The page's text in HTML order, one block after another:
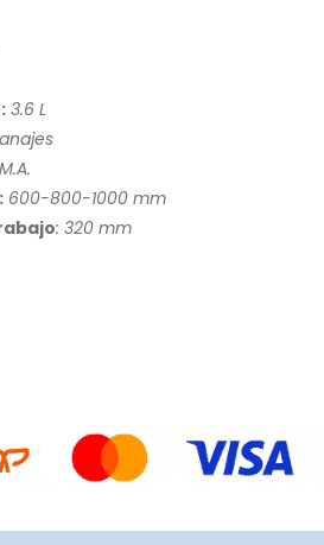
3.6 L
600-800-1000 mm
: 320 mm